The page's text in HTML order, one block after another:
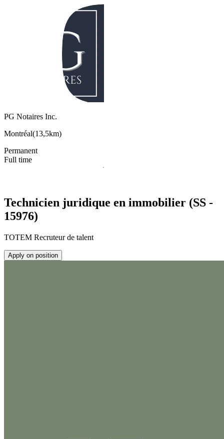
PG Notaires Inc.
Montréal(13,5km)
Permanent
Full time
Technicien juridique en immobilier (SS -
15976)
TOTEM Recruteur de talent
Apply on position